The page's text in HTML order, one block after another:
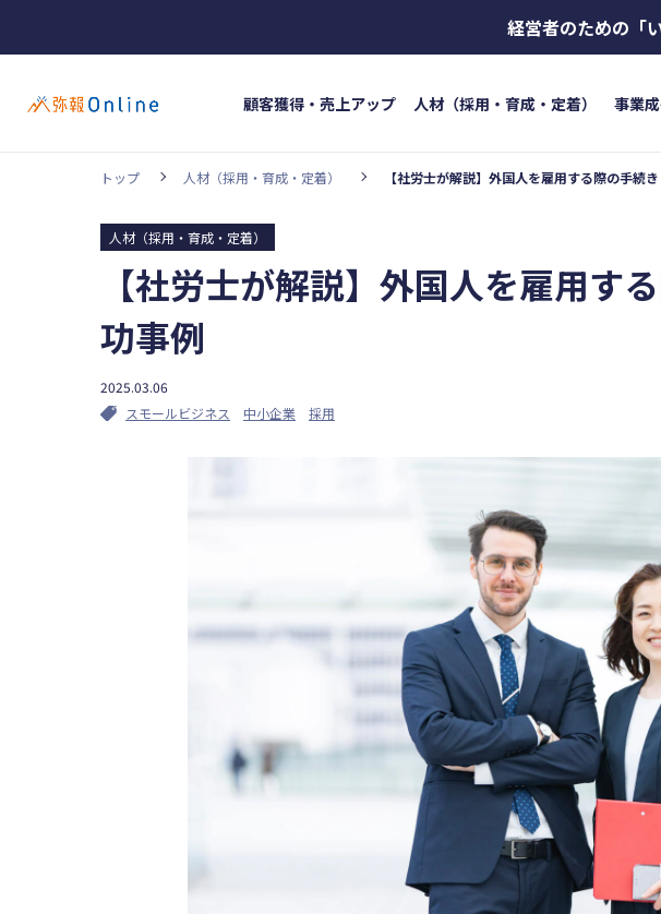
経営者のための
カテゴリー
顧客獲得・売上アップ
人材（採用・育成・定着）
事業成長・経営力アップ
経営ノウハウ＆トレンド
弥生の製品・サービス
顧客獲得・売上アップ 人材（採用・育成・定着） 事業
#人材育成
#店舗経営
トップ 人材（採用・育成・定着） 【社労士が解説】外国人を雇用する際の手続
人材（採用・育成・定着）
【社労士が解説】外国人を雇用す
功事例
2025.03.06
スモールビジネス
中小企業 採用